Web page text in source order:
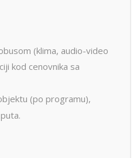
(klima, audio-video
kod cenovnika sa
(po programu),